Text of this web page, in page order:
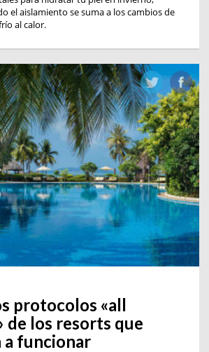
el aislamiento se suma a los cambios de
al calor.
protocolos «all
de los resorts que
funcionar